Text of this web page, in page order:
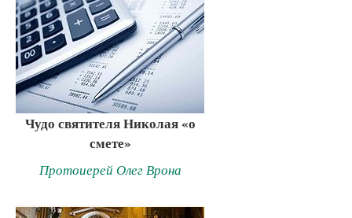
Чудо святителя Николая «о
смете»
Протоиерей Олег Врона